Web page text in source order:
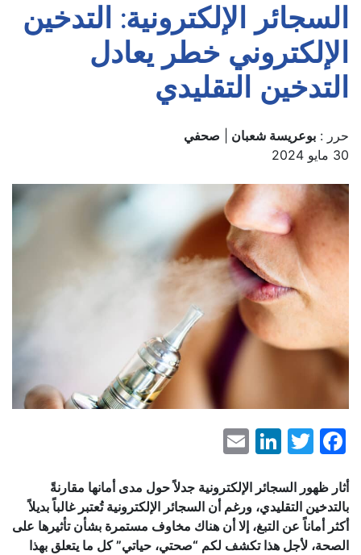
السجائر الإلكترونية: التدخين
الإلكتروني خطر يعادل
التدخين التقليدي
حرر : بوعريسة شعبان
صحفي
30 مايو 2024
Facebook
Twitter
LinkedIn
أثار ظهور السجائر الإلكترونية جدلاً حول مدى أمانها مقارنةً
بالتدخين التقليدي، ورغم أن السجائر الإلكترونية تُعتبر غالباً بديلاً
أكثر أماناً عن التبغ، إلا أن هناك مخاوف مستمرة بشأن تأثيرها على
الصحة، لأجل هذا تكشف لكم “صحتي، حياتي” كل ما يتعلق بهذا